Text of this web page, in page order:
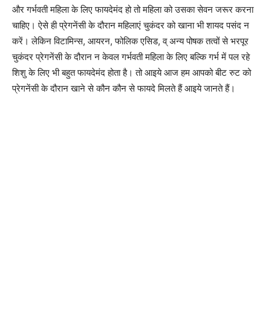
और गर्भवती महिला के लिए फायदेमंद हो तो महिला को उसका सेवन जरूर करना
चाहिए। ऐसे ही प्रेगनेंसी के दौरान महिलाएं चुकंदर को खाना भी शायद पसंद न
करें। लेकिन विटामिन्स, आयरन, फोलिक एसिड, व् अन्य पोषक तत्वों से भरपूर
चुकंदर प्रेगनेंसी के दौरान न केवल गर्भवती महिला के लिए बल्कि गर्भ में पल रहे
शिशु के लिए भी बहुत फायदेमंद होता है। तो आइये आज हम आपको बीट रुट को
प्रेगनेंसी के दौरान खाने से कौन कौन से फायदे मिलते हैं आइये जानते हैं।